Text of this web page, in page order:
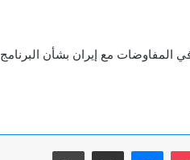
المفاوضات مع إيران بشأن البرنامج
‫Pocketماسنجرمشاركة عبر البريد طباعة